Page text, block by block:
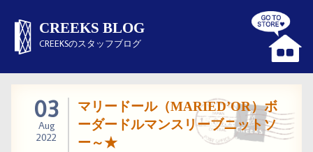
CREEKS BLOG
CREEKSのスタッフブログ
03
Aug
2022
マリードール（MARIED’OR）ボ
ーダードルマンスリーブニットソ
ー～★